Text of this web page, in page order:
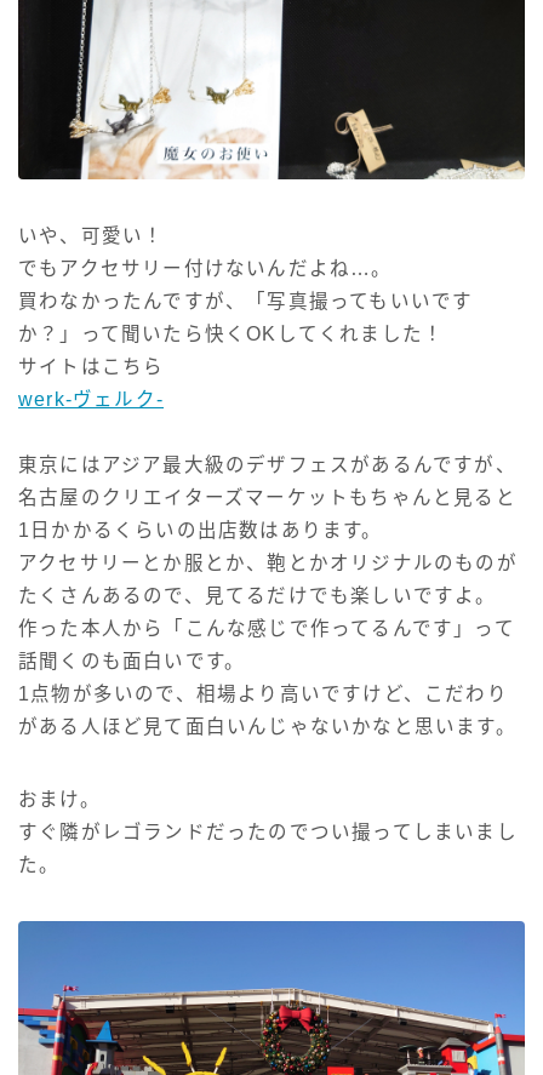
いや、可愛い！
でもアクセサリー付けないんだよね…。
買わなかったんですが、「写真撮ってもいいです
か？」って聞いたら快くOKしてくれました！
サイトはこちら
werk-ヴェルク-
東京にはアジア最大級のデザフェスがあるんですが、
名古屋のクリエイターズマーケットもちゃんと見ると
1日かかるくらいの出店数はあります。
アクセサリーとか服とか、鞄とかオリジナルのものが
たくさんあるので、見てるだけでも楽しいですよ。
作った本人から「こんな感じで作ってるんです」って
話聞くのも面白いです。
1点物が多いので、相場より高いですけど、こだわり
がある人ほど見て面白いんじゃないかなと思います。
おまけ。
すぐ隣がレゴランドだったのでつい撮ってしまいまし
た。